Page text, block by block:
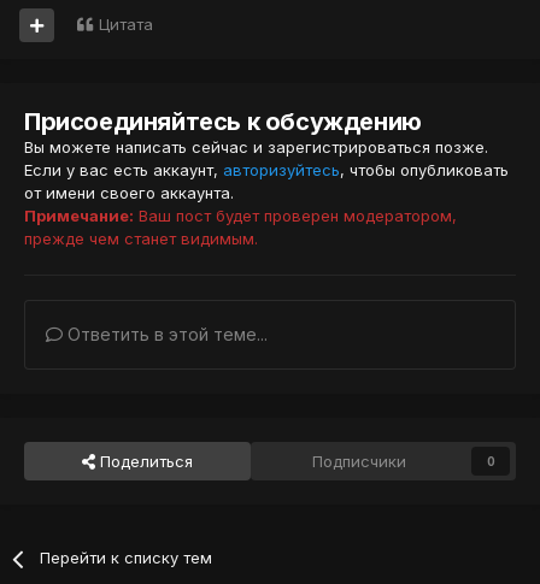
Цитата
Присоединяйтесь к обсуждению
Вы можете написать сейчас и зарегистрироваться позже.
Если у вас есть аккаунт, авторизуйтесь, чтобы опубликовать
от имени своего аккаунта.
Примечание: Ваш пост будет проверен модератором,
прежде чем станет видимым.
Ответить в этой теме...
Поделиться Подписчики 0
Перейти к списку тем